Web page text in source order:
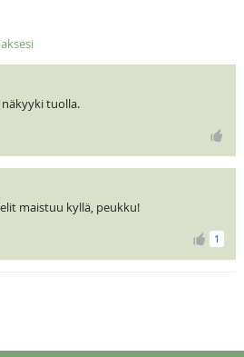
tuolla.
maistuu kyllä, peukku!
1